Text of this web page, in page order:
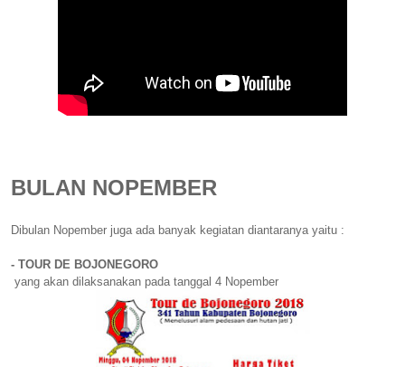
BULAN NOPEMBER
Dibulan Nopember juga ada banyak kegiatan diantaranya yaitu :
- TOUR DE BOJONEGORO
yang akan dilaksanakan pada tanggal 4 Nopember